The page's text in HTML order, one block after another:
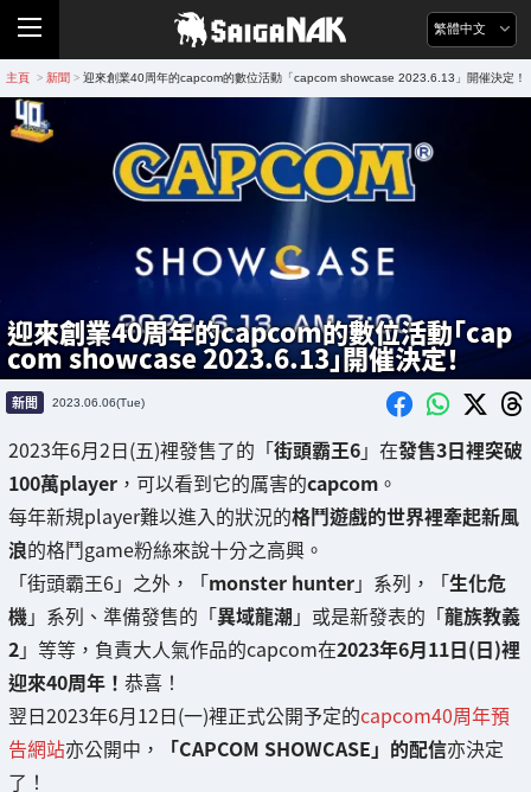
繁體中文
主頁 > 新聞 > 迎來創業40周年的capcom的數位活動「capcom showcase 2023.6.13」開催決定！
迎來創業40周年的capcom的數位活動「cap
com showcase 2023.6.13」開催決定！
新聞 2023.06.06(Tue)
2023年6月2日(五)裡發售了的「街頭霸王6」在發售3日裡突破
100萬player ，可以看到它的厲害的capcom 。
每年新規player難以進入的狀況的格鬥遊戲的世界裡牽起新風
浪的格鬥game粉絲來說十分之高興。
「街頭霸王6」之外，「monster hunter」系列，「生化危
機」系列、準備發售的「異域龍潮 」或是新發表的「龍族教義
2」等等，負責大人氣作品的capcom在2023年6月11日(日)裡
迎來40周年！ 恭喜！
翌日2023年6月12日(一)裡正式公開予定的capcom40周年預
告網站亦公開中， 「CAPCOM SHOWCASE」的配信亦決定
了！